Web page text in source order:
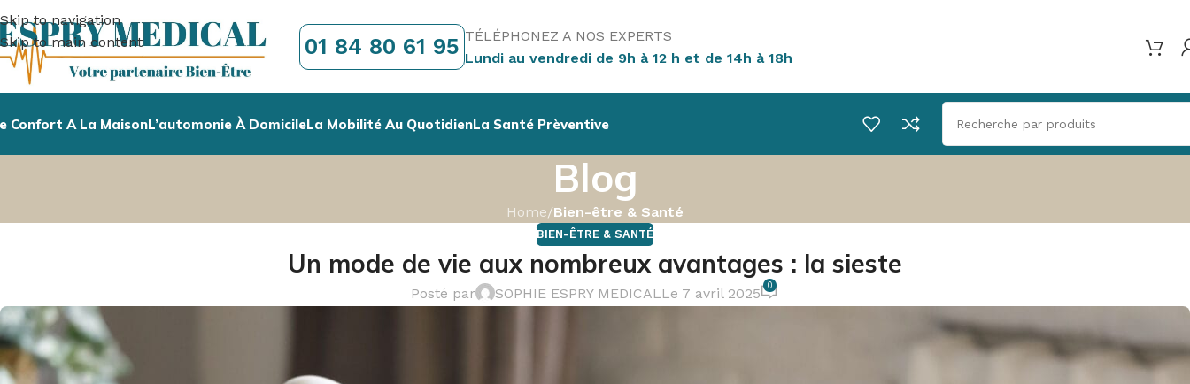
Skip to navigation
Skip to main content
01 84 80 61 95 TÉLÉPHONEZ A NOS EXPERTS
Lundi au vendredi de 9h à 12 h et de 14h à 18h
Confort A La MaisonL’automonie À DomicileLa Mobilité Au QuotidienLa Santé Prèventive
Blog
Home/Bien-être & Santé
BIEN-ÊTRE & SANTÉ
Un mode de vie aux nombreux avantages : la sieste
Posté par SOPHIE ESPRY MEDICAL Le 7 avril 2025 0